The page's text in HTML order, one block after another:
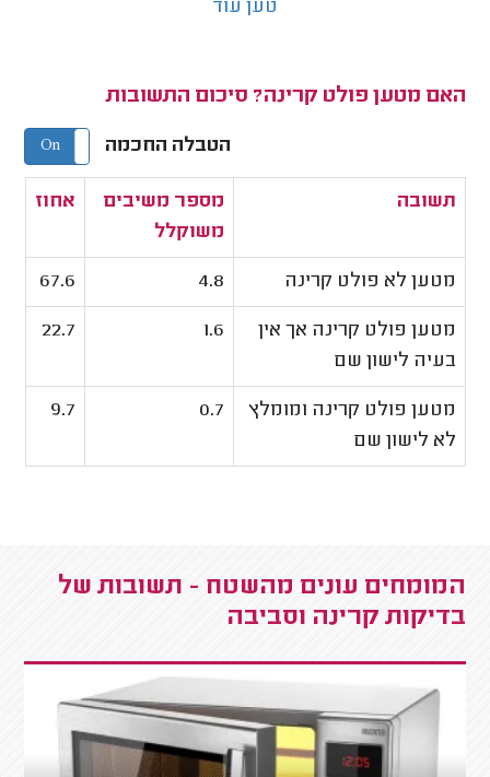
טען עוד
האם מטען פולט קרינה? סיכום התשובות
הטבלה החכמה On Off
תשובה
מספר משיבים
משוקלל
אחוז
מטען לא פולט קרינה 4.8
67.6
מטען פולט קרינה אך אין
בעיה לישון שם
1.6
22.7
מטען פולט קרינה ומומלץ
לא לישון שם
0.7
9.7
המומחים עונים מהשטח - תשובות של
בדיקות קרינה וסביבה